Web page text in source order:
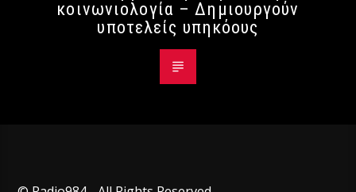
κοινωνιολογία – Δημιουργούν
υποτελείς υπηκόους